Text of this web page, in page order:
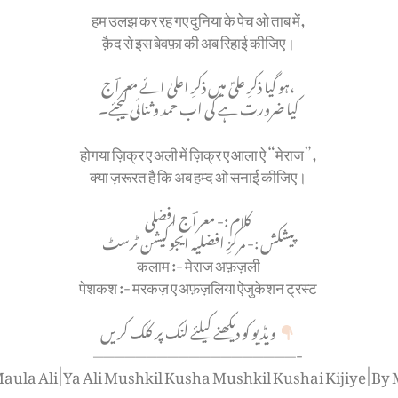
हम उलझ कर रह गए दुनिया के पेच ओ ताब में,
क़ैद से इस बेवफ़ा की अब रिहाई कीजिए।
ہو گیا ذکرِ علیؑ میں ذکرِ اعلیٰ ائے معراؔج،
کیا ضرورت ہے کی اب حمد و ثنائی کیجئے۔
होगया ज़िक्र ए अली में ज़िक्र ए आला ऐ “मेराज”,
क्या ज़रूरत है कि अब हम्द ओ सनाई कीजिए।
کلام :- معراؔج افضلی
پیشکش :- مرکزِ افضلیہ ایجوکیشن ٹرسٹ
कलाम :- मेराज अफ़ज़ली
पेशकश :- मरकज़ ए अफ़ज़लिया ऐजुकेशन ट्रस्ट
———————————————————-
Ali | Ya Ali Mushkil Kusha Mushkil Kushai Kijiye |